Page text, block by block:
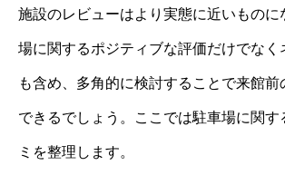
施設のレビューはより実態に近いものに
場に関するポジティブな評価だけでなく
も含め、多角的に検討することで来館
できるでしょう。ここでは駐車場に関す
ミを整理します。